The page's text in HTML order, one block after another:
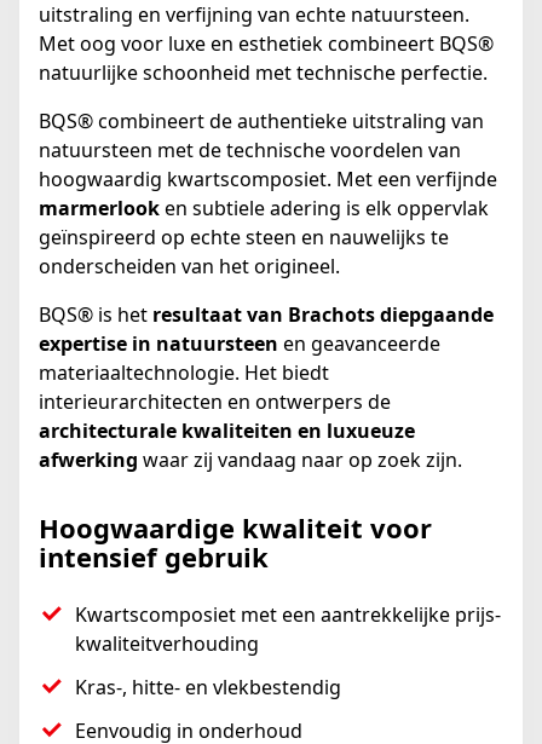
uitstraling en verfijning van echte natuursteen.
Met oog voor luxe en esthetiek combineert BQS®
natuurlijke schoonheid met technische perfectie.
BQS® combineert de authentieke uitstraling van
natuursteen met de technische voordelen van
hoogwaardig kwartscomposiet. Met een verfijnde
marmerlooken subtiele adering is elk oppervlak
geïnspireerd op echte steen en nauwelijks te
onderscheiden van het origineel.
BQS® is het resultaat van Brachots diepgaande
expertise in natuursteen en geavanceerde
materiaaltechnologie. Het biedt
interieurarchitecten en ontwerpers de
architecturale kwaliteiten en luxueuze
afwerking waar zij vandaag naar op zoek zijn.
Hoogwaardige kwaliteit voor
intensief gebruik
Kwartscomposiet met een aantrekkelijke prijs-
kwaliteitverhouding
Kras-, hitte- en vlekbestendig
Eenvoudig in onderhoud